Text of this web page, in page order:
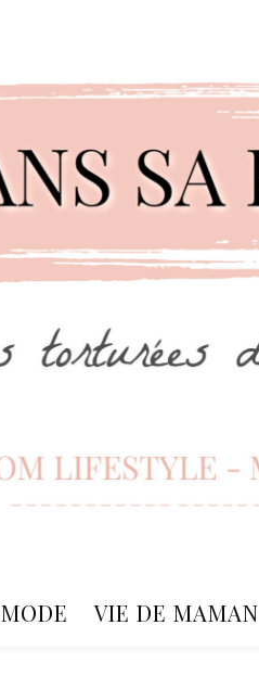
MODE VIE DE MAMAN